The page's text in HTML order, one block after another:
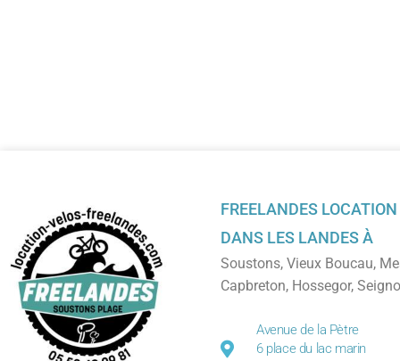
FREELANDES
DANS LES LANDES À
Soustons,Vieux Boucau,
Capbreton, Hossegor,
Avenue de la Pètre
6 place du lac marin